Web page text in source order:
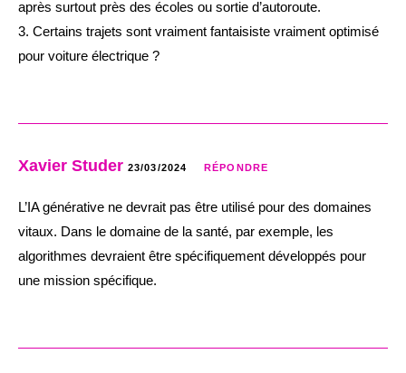
après surtout près des écoles ou sortie d’autoroute.
3. Certains trajets sont vraiment fantaisiste vraiment optimisé
pour voiture électrique ?
Xavier Studer 23/03/2024 RÉPONDRE
L’IA générative ne devrait pas être utilisé pour des domaines
vitaux. Dans le domaine de la santé, par exemple, les
algorithmes devraient être spécifiquement développés pour
une mission spécifique.